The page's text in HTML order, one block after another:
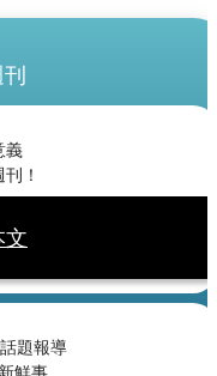
義
！
文
題報導